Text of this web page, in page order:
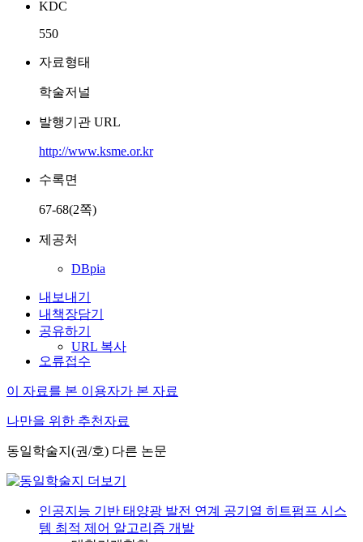
KDC
550
자료형태
학술저널
발행기관 URL
http://www.ksme.or.kr
수록면
67-68(2쪽)
제공처
DBpia
내보내기
내책장담기
공유하기
URL 복사
오류접수
이 자료를 본 이용자가 본 자료
나만을 위한 추천자료
동일학술지(권/호) 다른 논문
인공지능 기반 태양광 발전 연계 공기열 히트펌프 시스
템 최적 제어 알고리즘 개발